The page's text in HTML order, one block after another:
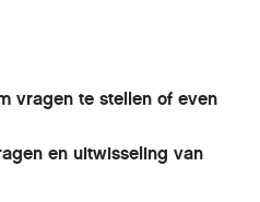
vragen te stellen of even
en uitwisseling van